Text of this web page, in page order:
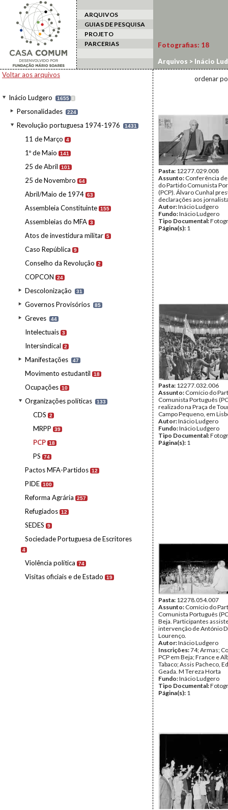
ARQUIVOS
GUIAS DE PESQUISA
PROJETO
PARCERIAS
Voltar aos arquivos
Inácio Ludgero 1655 I
Personalidades 224
Revolução portuguesa 1974-1976 1431
11 de Março 4
1º de Maio 141
25 de Abril 101
25 de Novembro 64
Abril/Maio de 1974 63
Assembleia Constituinte 155
Assembleias do MFA 3
Atos de investidura militar 5
Caso República 9
Conselho da Revolução 2
COPCON 24
Descolonização 31
Governos Provisórios 85
Greves 44
Intelectuais 3
Intersindical 2
Manifestações 47
Movimento estudantil 18
Ocupações 10
Organizações políticas 133
CDS 2
MRPP 39
PCP 18
PS 74
Pactos MFA-Partidos 12
PIDE 100
Reforma Agrária 257
Refugiados 12
SEDES 9
Sociedade Portuguesa de Escritores
4
Violência política 74
Visitas oficiais e de Estado 19
Fotografias: 18
Arquivos > Inácio
ordenar
Pasta: 12277.029.008
Assunto: Conferência
do Partido Comunista
(PCP). Álvaro Cunhal
declarações aos
Autor:Inácio Ludgero
Fundo:Inácio Ludgero
Tipo Documental:
Página(s): 1
Pasta: 12277.032.006
Assunto: Comício do
Comunista Português
realizado na Praça de
Campo Pequeno, em
Autor:Inácio Ludgero
Fundo:Inácio Ludgero
Tipo Documental:
Página(s): 1
Pasta: 12278.054.007
Assunto: Comício do
Comunista Português
Beja. Participantes
intervenção de António
Lourenço.
Autor:Inácio Ludgero
Inscrições:74; Armas;
PCP em Beja; France e
Tabaco; Assis Pacheco,
Geada. M Tereza Horta
Fundo:Inácio Ludgero
Tipo Documental:
Página(s): 1